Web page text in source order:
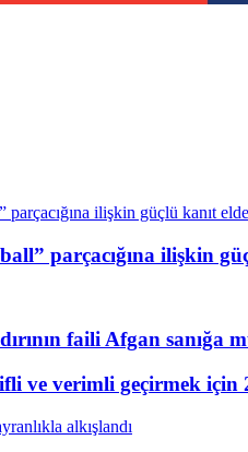
parçacığına ilişkin
faili Afgan sanığa
ve verimli geçirmek için